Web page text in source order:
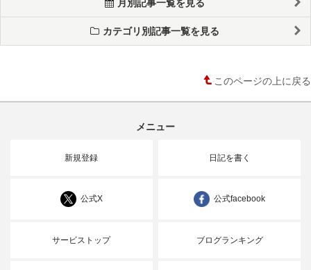
カテゴリ別記事一覧を見る
このページの上に戻る
メニュー
新規登録 日記を書く
公式X 公式facebook
サービストップ ブログランキング